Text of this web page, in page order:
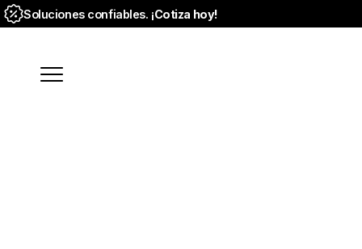
Soluciones confiables. ¡Cotiza hoy!